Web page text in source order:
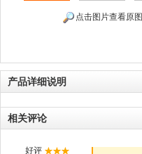
点击图片查看原图
产品详细说明
相关评论